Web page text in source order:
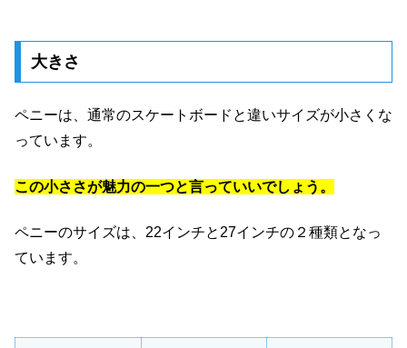
大きさ
ペニーは、通常のスケートボードと違いサイズが小さくな
っています。
この小ささが魅力の一つと言っていいでしょう。
ペニーのサイズは、22インチと27インチの２種類となっ
ています。